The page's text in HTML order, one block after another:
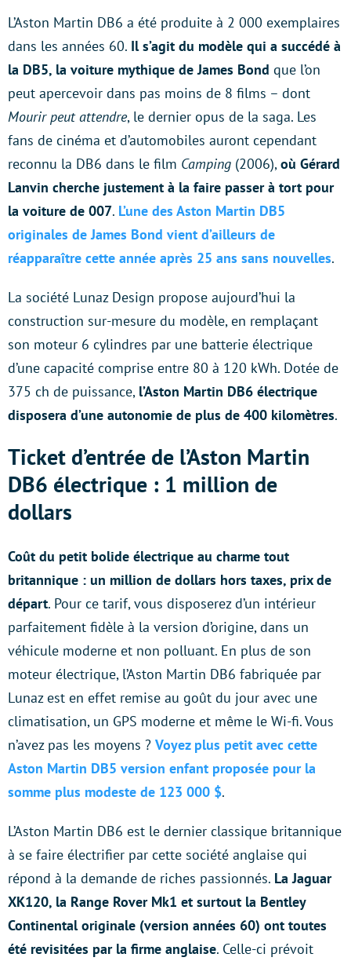
L’Aston Martin DB6 a été produite à 2 000 exemplaires
dans les années 60. Il s’agit du modèle qui a succédé à
la DB5, la voiture mythique de James Bond que l’on
peut apercevoir dans pas moins de 8 films – dont
Mourir peut attendre, le dernier opus de la saga. Les
fans de cinéma et d’automobiles auront cependant
reconnu la DB6 dans le film Camping (2006),où Gérard
Lanvin cherche justement à la faire passer à tort pour
la voiture de 007. L’une des Aston Martin DB5
originales de James Bond vient d’ailleurs de
réapparaître cette année après 25 ans sans nouvelles.
La société Lunaz Design propose aujourd’hui la
construction sur-mesure du modèle, en remplaçant
son moteur 6 cylindres par une batterie électrique
d’une capacité comprise entre 80 à 120 kWh. Dotée de
375 ch de puissance, l’Aston Martin DB6 électrique
disposera d’une autonomie de plus de 400 kilomètres.
Ticket d’entrée de l’Aston Martin
DB6 électrique : 1 million de
dollars
Coût du petit bolide électrique au charme tout
britannique : un million de dollars hors taxes, prix de
départ. Pour ce tarif, vous disposerez d’un intérieur
parfaitement fidèle à la version d’origine, dans un
véhicule moderne et non polluant. En plus de son
moteur électrique, l’Aston Martin DB6 fabriquée par
Lunaz est en effet remise au goût du jour avec une
climatisation, un GPS moderne et même le Wi-fi. Vous
n’avez pas les moyens ? Voyez plus petit avec cette
Aston Martin DB5 version enfant proposée pour la
somme plus modeste de 123 000 $.
L’Aston Martin DB6 est le dernier classique britannique
à se faire électrifier par cette société anglaise qui
répond à la demande de riches passionnés. La Jaguar
XK120, la Range Rover Mk1 et surtout la Bentley
Continental originale (version années 60) ont toutes
été revisitées par la firme anglaise. Celle-ci prévoit